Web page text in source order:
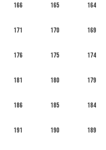
164
165
166
169
170
171
174
175
176
179
180
181
184
185
186
189
190
191